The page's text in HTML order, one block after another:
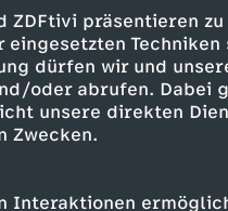
ZDFtivi präsentieren
dürfen wir und
oder abrufen. Dabei
unsere direkten
Zwecken.
Interaktionen
die Seele: 5
mit dem
laden